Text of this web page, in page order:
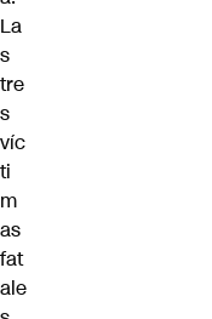
La
s
tre
s
víc
ti
m
as
fat
ale